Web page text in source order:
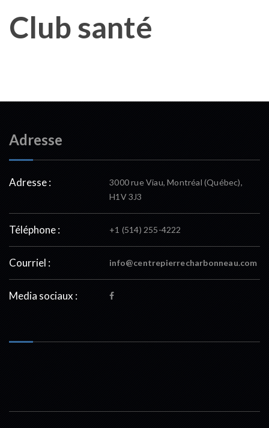
Club santé
Adresse
Adresse :
3000 rue Viau, Montréal (Québec),
H1V 3J3
Téléphone : +1 (514) 255-4222
Courriel : info@centrepierrecharbonneau.com
Media sociaux :